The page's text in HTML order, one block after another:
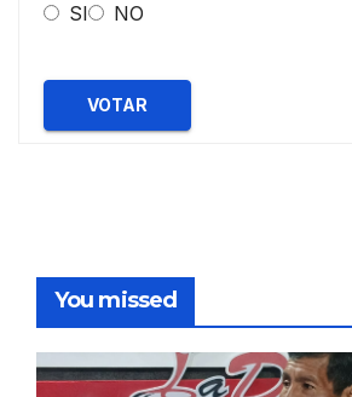
SI NO
VOTAR
You missed